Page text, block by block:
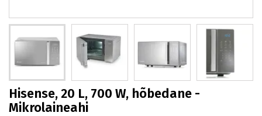
Hisense, 20 L, 700 W, hõbedane -
Mikrolaineahi